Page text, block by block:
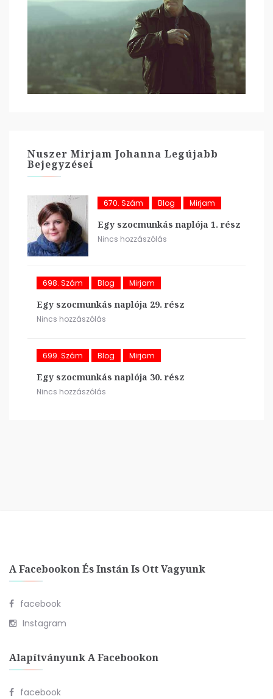
Nuszer Mirjam Johanna Legújabb
Bejegyzései
670. Szám Blog Mirjam
Egy szocmunkás naplója 1. rész
Nincs hozzászólás
698. Szám Blog Mirjam
Egy szocmunkás naplója 29. rész
Nincs hozzászólás
699. Szám Blog Mirjam
Egy szocmunkás naplója 30. rész
Nincs hozzászólás
A Facebookon És Instán Is Ott Vagyunk
facebook
Instagram
Alapítványunk A Facebookon
facebook